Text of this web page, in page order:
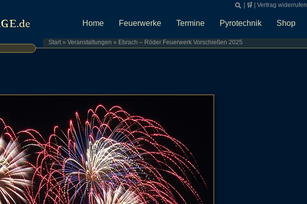
🛒 |Vertrag widerrufen
Home Feuerwerke Termine Pyrotechnik Shop
Start» Veranstaltungen » Ebrach – Röder Feuerwerk Vorschießen 2025